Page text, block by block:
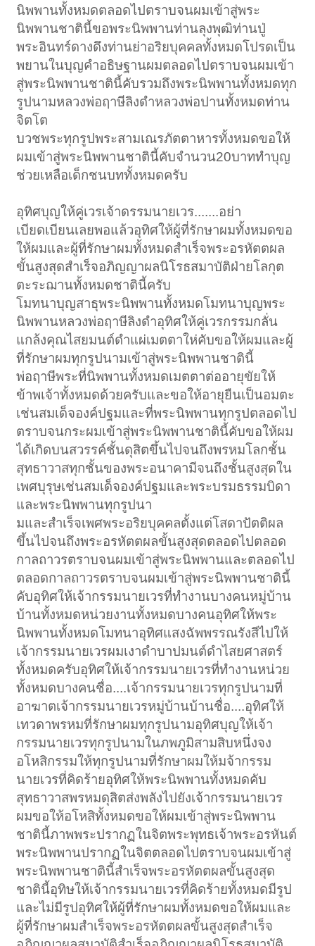
นิพพานทั้งหมดตลอดไปตราบจนผมเข้าสู่พระ
นิพพานชาตินี้ขอพระนิพพานท่านลุงพุฒิท่านปู่
พระอินทร์ดางดึงท่านย่าอริยบุคคลทั้งหมดโปรดเป็น
พยานในบุญคำอธิษฐานผมตลอดไปตราบจนผมเข้า
สู่พระนิพพานชาตินี้คับรวมถึงพระนิพพานทั้งหมดทุก
รูปนามหลวงพ่อฤาษีลิงดำหลวงพ่อปานทั้งหมดท่าน
จิตโต
บวชพระทุกรูปพระสามเณรภัตตาหารทั้งหมดขอให้
ผมเข้าสู่พระนิพพานชาตินี้คับจำนวน20บาททำบุญ
ช่วยเหลือเด็กชนบททั้งหมดครับ
อุทิศบุญให้คู่เวรเจ้าดรรมนายเวร.......อย่า
เบียดเบียนเลยพอแล้วอุทิศให้ผู้ที่รักษาผมทั้งหมดขอ
ให้ผมและผู้ที่รักษาผมทั้งหมดสำเร็จพระอรหัตตผล
ขั้นสูงสุดสำเร็จอภิญญาผลนิโรธสมาบัติฝ่ายโลกุต
ตะระฌานทั้งหมดชาตินี้ครับ
โมทนาบุญสาธุพระนิพพานทั้งหมดโมทนาบุญพระ
นิพพานหลวงพ่อฤาษีลิงดำอุทิศให้คู่เวรกรรมกลั่น
แกล้งคุณไสยมนต์ดำแผ่เมตตาให่คับขอให้ผมและผู้
ที่รักษาผมทุกรูปนามเข้าสู่พระนิพพานชาตินี้
พ่อฤาษีพระที่นิพพานทั้งหมดเมตตาต่ออายุขัยให้
ข้าพเจ้าทั้งหมดด้วยครับและขอให้อายุยืนเป็นอมตะ
เช่นสมเด็จองค์ปฐมและที่พระนิพพานทุกรูปตลอดไป
ตราบจนกระผมเข้าสู่พระนิพพานชาตินี้คับขอให้ผม
ได้เกิดบนสวรรค์ชั้นดุสิตขึ้นไปจนถึงพรหมโลกชั้น
สุทธาวาสทุกชั้นของพระอนาคามีจนถึงชั้นสูงสุดใน
เพศบุรุษเช่นสมเด็จองค์ปฐมและพระบรมธรรมบิดา
และพระนิพพานทุกรูปนา
มและสำเร็จเพศพระอริยบุคคลตั้งแต่โสดาปัตติผล
ขึ้นไปจนถึงพระอรหัตตผลขั้นสูงสุดตลอดไปตลอด
กาลถาวรตราบจนผมเข้าสู่พระนิพพานและตลอดไป
ตลอดกาลถาวรตราบจนผมเข้าสู่พระนิพพานชาตินี้
คับอุทิศให้เจ้ากรรมนายเวรที่ทำงานบางคนหมู่บ้าน
บ้านทั้งหมดหน่วยงานทั้งหมดบางคนอุทิศให้พระ
นิพพานทั้งหมดโมทนาอุทิศแสงฉัพพรรณรังสีไปให้
เจ้ากรรมนายเวรผมเงาดำบาปมนต์ดำไสยศาสตร์
ทั้งหมดครับอุทิศให้เจ้ากรรมนายเวรที่ทำงานหน่วย
ทั้งหมดบางคนชื่อ....เจ้ากรรมนายเวรทุกรูปนามที่
อาฆาตเจ้ากรรมนายเวรหมู่บ้านบ้านชื่อ....อุทิศให้
เทวดาพรหมที่รักษาผมทุกรูปนามอุทิศบุญให้เจ้า
กรรมนายเวรทุกรูปนามในภพภูมิสามสิบหนึ่งจง
อโหสิกรรมให้ทุกรูปนามที่รักษาผมให้มจ้ากรรม
นายเวรที่คิดร้ายอุทิศให้พระนิพพานทั้งหมดคับ
สุทธาวาสพรหมดุสิตส่งพลังไปยังเจ้ากรรมนายเวร
ผมขอให้อโหสิทั้งหมดขอให้ผมเข้าสู่พระนิพพาน
ชาตินี้ภาพพระปรากฏในจิตพระพุทธเจ้าพระอรหันต์
พระนิพพานปรากฏในจิตตลอดไปตราบจนผมเข้าสู่
พระนิพพานชาตินี้สำเร็จพระอรหัตตผลขั้นสูงสุด
ชาตินี้อุทิษให้เจ้ากรรมนายเวรที่คิดร้ายทั้งหมดมีรูป
และไม่มีรูปอุทิศให้ผู้ที่รักษาผมทั้งหมดขอให้ผมและ
ผู้ที่รักษาผมสำเร็จพระอรหัตตผลขั้นสูงสุดสำเร็จ